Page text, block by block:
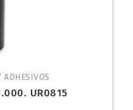
ADHESIVOS
UR0815